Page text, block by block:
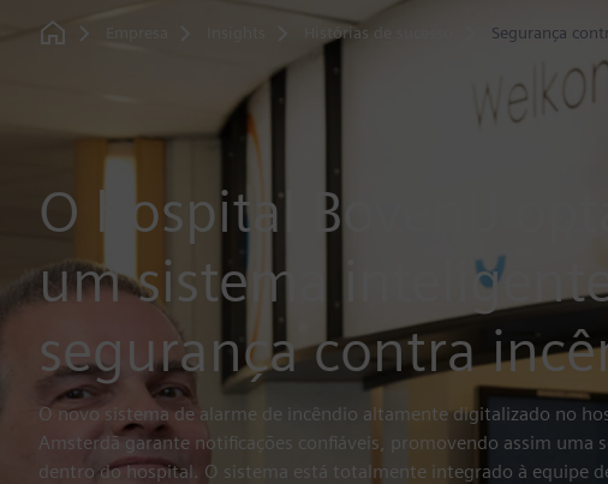
Home
Empresa Histórias de sucesso Segurança
O hospital BovenIJ
um sistema
segurança contra
O novo sistema de alarme de incêndio altamente digitalizado no
Amsterdã garante notificações confiáveis, promovendo assim uma
dentro do hospital. O sistema está totalmente integrado à equipe